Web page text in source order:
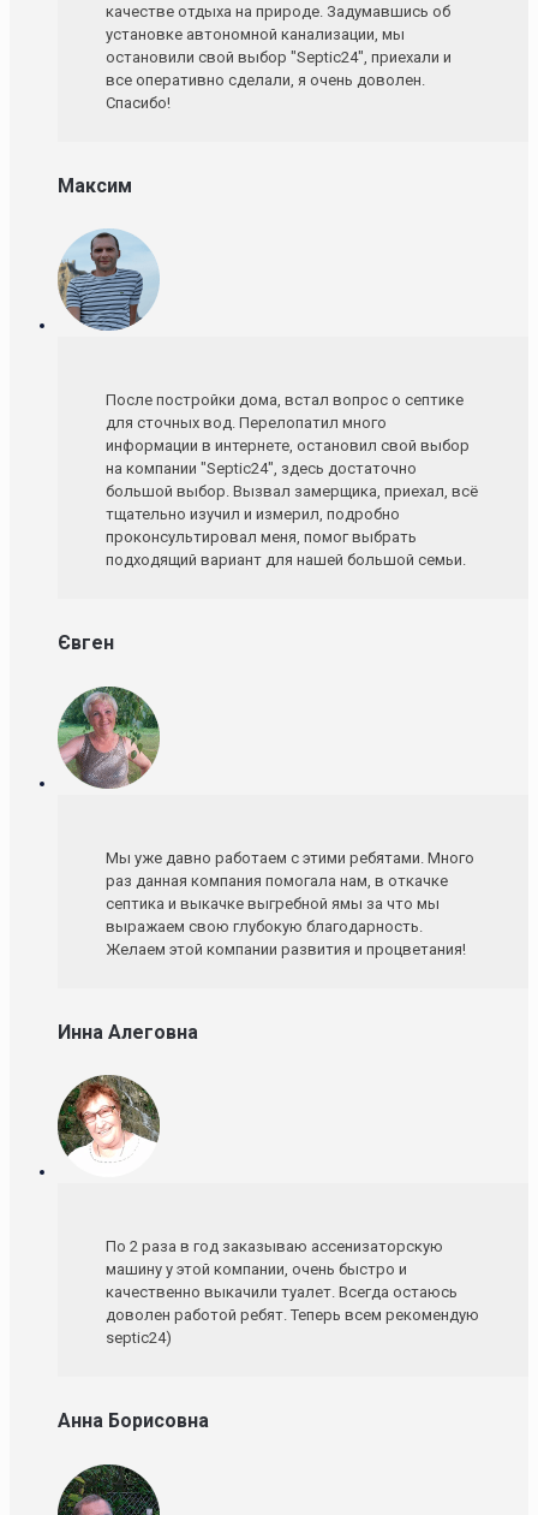
качестве отдыха на природе. Задумавшись об
установке автономной канализации, мы
остановили свой выбор "Septic24", приехали и
все оперативно сделали, я очень доволен.
Спасибо!
Максим
После постройки дома, встал вопрос о септике
для сточных вод. Перелопатил много
информации в интернете, остановил свой выбор
на компании "Septic24", здесь достаточно
большой выбор. Вызвал замерщика, приехал, всё
тщательно изучил и измерил, подробно
проконсультировал меня, помог выбрать
подходящий вариант для нашей большой семьи.
Євген
Мы уже давно работаем с этими ребятами. Много
раз данная компания помогала нам, в откачке
септика и выкачке выгребной ямы за что мы
выражаем свою глубокую благодарность.
Желаем этой компании развития и процветания!
Инна Алеговна
По 2 раза в год заказываю ассенизаторскую
машину у этой компании, очень быстро и
качественно выкачили туалет. Всегда остаюсь
доволен работой ребят. Теперь всем рекомендую
septic24)
Анна Борисовна